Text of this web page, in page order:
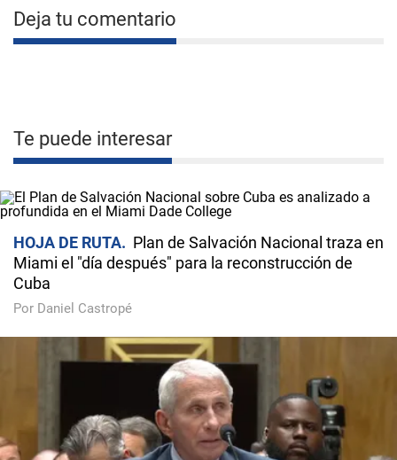
Deja tu comentario
Te puede interesar
HOJA DE RUTA
Plan de Salvación Nacional traza en
Miami el "día después" para la reconstrucción de
Cuba
Por Daniel Castropé